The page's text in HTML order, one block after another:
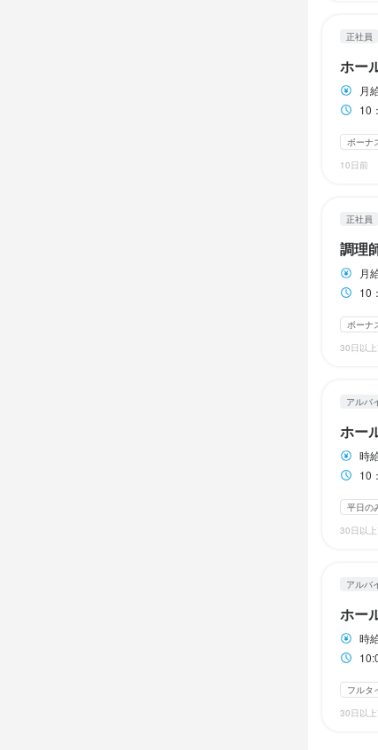
正社員
ホー
月
10
ボーナ
10日前
正社員
調理
月
10
ボーナ
30日以
アルバ
ホー
時
10
平日の
30日以
アルバ
ホー
時
10:00～
フルタ
30日以
・配偶者
・第2子
勤
10：00
・終電考慮
休
月8日休
・特別
休日は
月8日以上
待遇
・髪型自
・美味
まかない
特徴
・配偶者
・第2子
勤
10：00
シフト制
終電考慮あ
休
月8日休
・夏季休
・特別
休日は
月8日以上
・制服貸
・髪型自
・美味
まかない
特徴
・配偶者
・第2子
勤
10：00
シフト制
終電考慮あ
休
月8日休
・夏季休
・特別
休日は
月8日以上
・制服貸
・髪型自
・美味
まかない
特徴
休日
2週間ご
平日のみ
待遇
・受動
まかない
特徴
履歴書不要
【ホー
ご案内
全般を
店名
勤務地
兵庫県
法人名・
勤
17:00～
※1日2h
勤務時
空いた
※シフト例
18～20時
18時・
休
シフト
まかない
髪型自
バイク
面接時
まかない・